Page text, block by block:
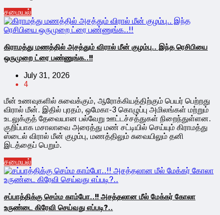
சமையல்
கிராமத்து மணத்தில் அசத்தும் விரால் மீன் குழம்பு.. இந்த ரெசிபியை
ஒருமுறை ட்ரை பண்ணுங்க..!!
July 31, 2026
4
மீன் உணவுகளில் சுவைக்கும், ஆரோக்கியத்திற்கும் பெயர் பெற்றது
விரால் மீன். இதில் புரதம், ஒமேகா-3 கொழுப்பு அமிலங்கள் மற்றும்
உடலுக்குத் தேவையான பல்வேறு ஊட்டச்சத்துகள் நிறைந்துள்ளன.
குறிப்பாக மசாலாவை அரைத்து மண் சட்டியில் செய்யும் கிராமத்து
ஸ்டைல் விரால் மீன் குழம்பு, மணத்திலும் சுவையிலும் தனி
இடத்தைப் பெறும்.
சமையல்
சப்பாத்திக்கு செம்ம காம்போ..!! அசத்தலான மீல் மேக்கர் கோலா
உருண்டை கிரேவி செய்வது எப்படி?..